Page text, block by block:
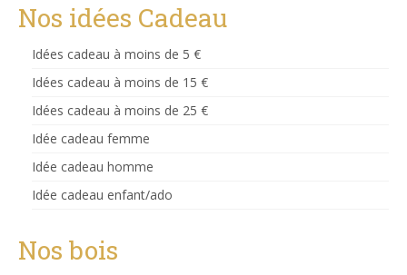
Nos idées Cadeau
Idées cadeau à moins de 5 €
Idées cadeau à moins de 15 €
Idées cadeau à moins de 25 €
Idée cadeau femme
Idée cadeau homme
Idée cadeau enfant/ado
Nos bois